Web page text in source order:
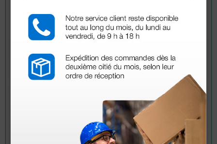
Pregúntale a un colega
¿Todavía tienes alguna duda? ¿Necesitas más
información?
Envía ahora mismo tu pregunta a los colegas que ya
han adquirido este producto.